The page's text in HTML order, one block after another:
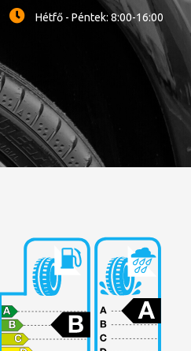
Hétfő - Péntek: 8:00-16:00